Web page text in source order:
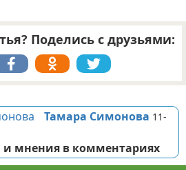
Поделись с друзьями:
Тамара Симонова 11-
мнения в комментариях